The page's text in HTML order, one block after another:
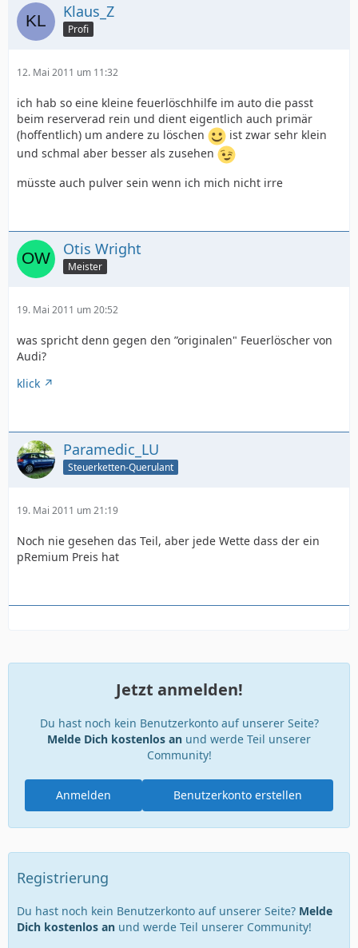
Klaus_Z
Profi
12. Mai 2011 um 11:32
ich hab so eine kleine feuerlöschhilfe im auto die passt
beim reserverad rein und dient eigentlich auch primär
(hoffentlich) um andere zu löschen
ist zwar sehr klein
und schmal aber besser als zusehen
müsste auch pulver sein wenn ich mich nicht irre
Otis Wright
Meister
19. Mai 2011 um 20:52
was spricht denn gegen den ”originalen" Feuerlöscher von
Audi?
klick
Paramedic_LU
Steuerketten-Querulant
19. Mai 2011 um 21:19
Noch nie gesehen das Teil, aber jede Wette dass der ein
pRemium Preis hat
Jetzt anmelden!
Du hast noch kein Benutzerkonto auf unserer Seite?
Melde Dich kostenlos an und werde Teil unserer
Community!
Benutzerkonto erstellen
Anmelden
Registrierung
Du hast noch kein Benutzerkonto auf unserer Seite? Melde
Dich kostenlos an und werde Teil unserer Community!